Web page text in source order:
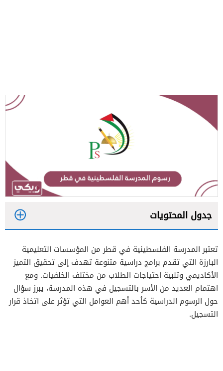
جدول المحتويات
1.1 الرسوم الدراسية السنوية المدرسة الفلسطينية
في قطر
1.2 الرسوم الإضافية السنوية المدرسة الفلسطينية
في قطر
1.3
تعتبر المدرسة الفلسطينية في قطر من المؤسسات التعليمية
البارزة التي تقدم برامج دراسية متنوعة تهدف إلى تحقيق التميز
الأكاديمي وتلبية احتياجات الطلاب من مختلف الخلفيات. ومع
اهتمام العديد من الأسر بالتسجيل في هذه المدرسة، يبرز سؤال
حول الرسوم الدراسية كأحد أهم العوامل التي تؤثر على اتخاذ قرار
التسجيل.